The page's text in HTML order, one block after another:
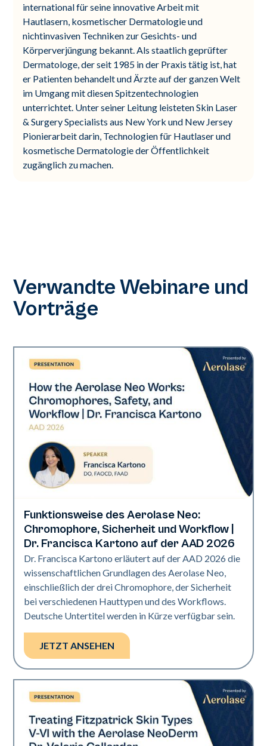
international für seine innovative Arbeit mit
Hautlasern, kosmetischer Dermatologie und
nichtinvasiven Techniken zur Gesichts- und
Körperverjüngung bekannt. Als staatlich geprüfter
Dermatologe, der seit 1985 in der Praxis tätig ist, hat
er Patienten behandelt und Ärzte auf der ganzen Welt
im Umgang mit diesen Spitzentechnologien
unterrichtet. Unter seiner Leitung leisteten Skin Laser
& Surgery Specialists aus New York und New Jersey
Pionierarbeit darin, Technologien für Hautlaser und
kosmetische Dermatologie der Öffentlichkeit
zugänglich zu machen.
Verwandte Webinare und
Vorträge
Neo Elite | Präsentationen
Funktionsweise des Aerolase Neo:
Chromophore, Sicherheit und Workflow |
Dr. Francisca Kartono auf der AAD 2026
Dr. Francisca Kartono erläutert auf der AAD 2026 die
wissenschaftlichen Grundlagen des Aerolase Neo,
einschließlich der drei Chromophore, der Sicherheit
bei verschiedenen Hauttypen und des Workflows.
Deutsche Untertitel werden in Kürze verfügbar sein.
JETZT ANSEHEN